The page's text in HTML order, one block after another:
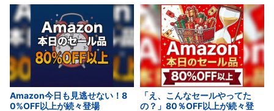
Amazon今日も見逃せない！8
0%OFF以上が続々登場
「え、こんなセールやってた
の？」80％OFF以上が続々登